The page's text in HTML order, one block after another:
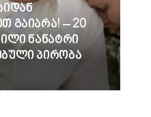
გაიარა! – 20
ნანატრი
პირობა